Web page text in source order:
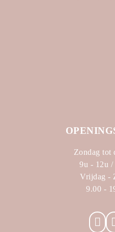
Zondag tot
9u - 12u /
Vrijdag -
9.00 -